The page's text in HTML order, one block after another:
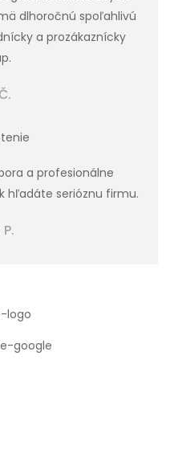
dlhoročnú spoľahlivú
a prozákaznícky
a profesionálne
hľadáte serióznu firmu.